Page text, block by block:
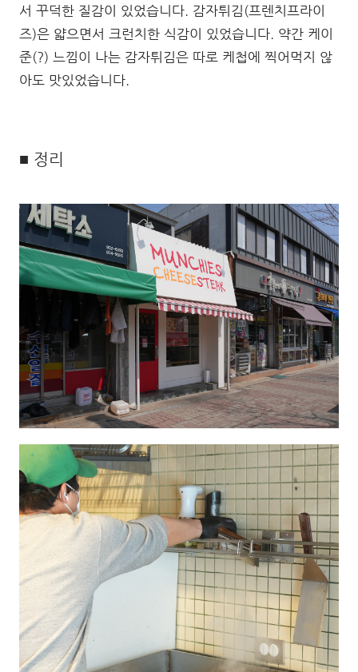
서 꾸덕한 질감이 있었습니다. 감자튀김(프렌치프라이
즈)은 얇으면서 크런치한 식감이 있었습니다. 약간 케이
준(?) 느낌이 나는 감자튀김은 따로 케첩에 찍어먹지 않
아도 맛있었습니다.
■ 정리